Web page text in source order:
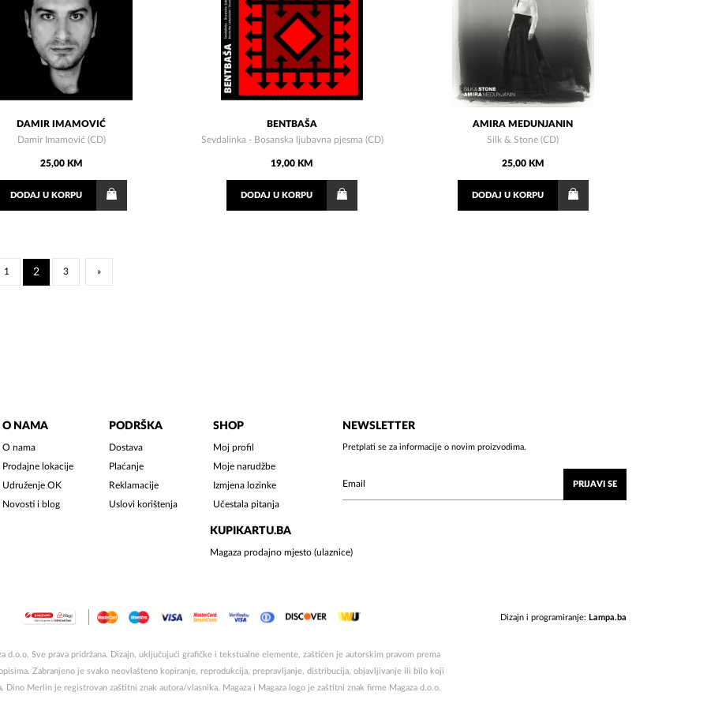
DAMIR IMAMOVIĆ
Damir Imamović (CD)
25,00 KM
DODAJU KORPU
BENTBAŠA
Sevdalinka - Bosanska ljubavna pjesma (CD)
19,00 KM
DODAJ U KORPU
AMIRA MEDUNJANIN
Silk & Stone (CD)
25,00 KM
DODAJU KORPU
1 2 3 »
O NAMA
O nama
Prodajne lokacije
Udruženje OK
Novosti i blog
PODRŠKA
Dostava
Plaćanje
Reklamacije
Uslovi korištenja
SHOP
Moj profil
Moje narudžbe
Izmjena lozinke
Učestala pitanja
KUPIKARTU.BA
Magaza prodajno mjesto (ulaznice)
NEWSLETTER
Pretplati se za informacije o novim proizvodima.
PRIJAVI SE
Dizajn i programiranje: Lampa.ba
d.o.o. Sve prava pridržana. Dizajn, uključujući grafičke i tekstualne elemente, zaštićen je autorskim pravom prema
Zabranjeno je svako neovlašteno kopiranje, reprodukcija, prepravljanje, distribucija, objavljivanje ili bilo koji
Dino Merlin je registrovan zaštitni znak autora/vlasnika. Magaza i Magaza logo je zaštitni znak firme Magaza d.o.o.